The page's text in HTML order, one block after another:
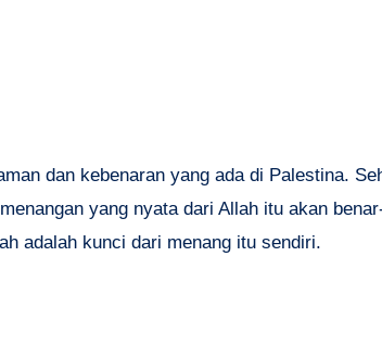
dan kebenaran yang ada di Palestina.
yang nyata dari Allah itu akan
adalah kunci dari menang itu sendiri.